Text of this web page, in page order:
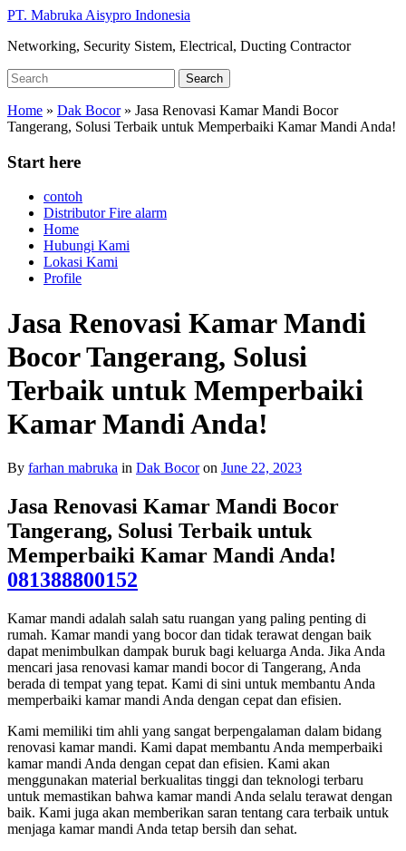
Skip
main
PT. Mabruka Aisypro Indonesia
Networking, Security Sistem, Electrical, Ducting Contractor
Search
for:
Search
Home » Dak Bocor» Jasa Renovasi Kamar Mandi Bocor
Tangerang, Solusi Terbaik untuk Memperbaiki Kamar Mandi Anda!
Start here
contoh
Distributor Fire alarm
Home
Hubungi Kami
Lokasi Kami
Profile
Jasa Renovasi Kamar Mandi
Bocor Tangerang, Solusi
Terbaik untuk Memperbaiki
Kamar Mandi Anda!
By farhan mabruka in Dak Bocoron June 22, 2023
Jasa Renovasi Kamar Mandi Bocor
Tangerang, Solusi Terbaik untuk
Memperbaiki Kamar Mandi Anda!
081388800152
Kamar mandi adalah salah satu ruangan yang paling penting di
rumah. Kamar mandi yang bocor dan tidak terawat dengan baik
dapat menimbulkan dampak buruk bagi keluarga Anda. Jika Anda
mencari jasa renovasi kamar mandi bocor di Tangerang, Anda
berada di tempat yang tepat. Kami di sini untuk membantu Anda
memperbaiki kamar mandi Anda dengan cepat dan efisien.
Kami memiliki tim ahli yang sangat berpengalaman dalam bidang
renovasi kamar mandi. Kami dapat membantu Anda memperbaiki
kamar mandi Anda dengan cepat dan efisien. Kami akan
menggunakan material berkualitas tinggi dan teknologi terbaru
untuk memastikan bahwa kamar mandi Anda selalu terawat dengan
baik. Kami juga akan memberikan saran tentang cara terbaik untuk
menjaga kamar mandi Anda tetap bersih dan sehat.